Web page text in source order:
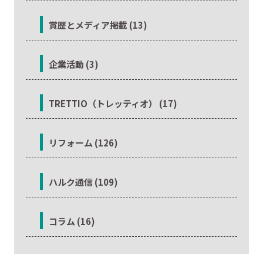
賞歴とメディア掲載 (13)
企業活動 (3)
TRETTIO（トレッティオ） (17)
リフォーム (126)
ハルク通信 (109)
コラム (16)